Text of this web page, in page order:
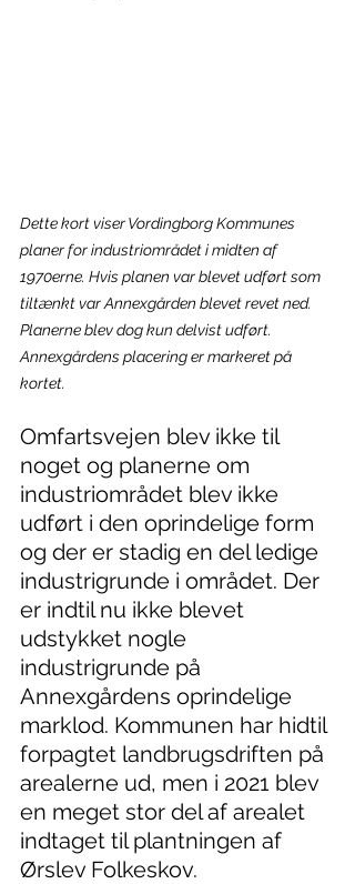
Dette kort viser Vordingborg Kommunes
planer for industriområdet i midten af
1970erne. Hvis planen var blevet udført som
tiltænkt var Annexgården blevet revet ned.
Planerne blev dog kun delvist udført.
Annexgårdens placering er markeret på
kortet.
Omfartsvejen blev ikke til
noget og planerne om
industriområdet blev ikke
udført i den oprindelige form
og der er stadig en del ledige
industrigrunde i området. Der
er indtil nu ikke blevet
udstykket nogle
industrigrunde på
Annexgårdens oprindelige
marklod. Kommunen har hidtil
forpagtet landbrugsdriften på
arealerne ud, men i 2021 blev
en meget stor del af arealet
indtaget til plantningen af
Ørslev Folkeskov.